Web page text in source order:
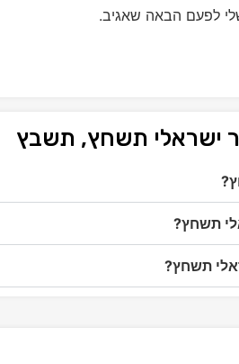
לפעם הבאה שאגיב.
ישראלי תשחץ, תשבץ
תשחץ?
תשחץ?